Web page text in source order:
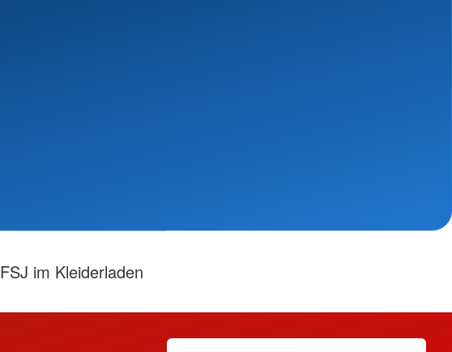
FSJ im Kleiderladen